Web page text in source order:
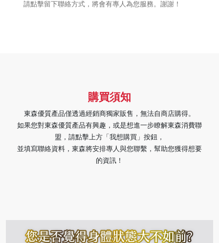
請點擊留下聯絡方式，將會有專人為您服務。謝謝！
購買須知
東森優質產品僅透過經銷商獨家販售，無法自商店購得。
如果您對東森優質產品有興趣，或是想進一步瞭解東森消費聯
盟，請點擊上方「我想購買」按鈕，
並填寫聯絡資料，東森將安排專人與您聯繫，幫助您獲得想要
的資訊！